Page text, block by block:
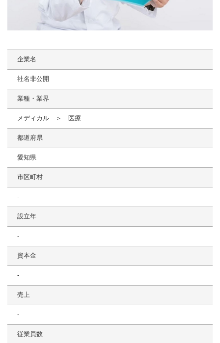
企業名
社名非公開
業種・業界
メディカル ＞ 医療
都道府県
愛知県
市区町村
-
設立年
-
資本金
-
売上
-
従業員数